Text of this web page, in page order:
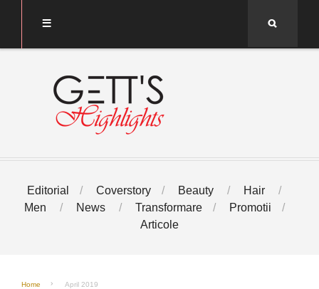
Editorial Coverstory Beauty
Hair
Men
News Transformare
Promotii
Articole
Home April 2019